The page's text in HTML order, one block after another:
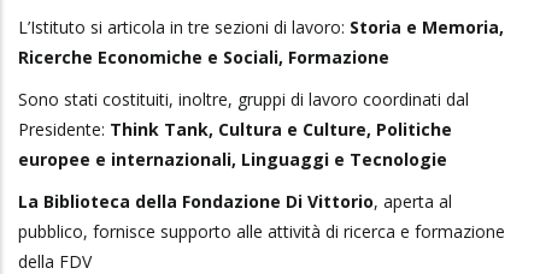
L’Istituto si articola in tre sezioni di lavoro: Storia e Memoria,
Ricerche Economiche e Sociali, Formazione
Sono stati costituiti, inoltre, gruppi di lavoro coordinati dal
Presidente: Think Tank, Cultura e Culture, Politiche
europee e internazionali, Linguaggi e Tecnologie
La Biblioteca della Fondazione Di Vittorio, aperta al
pubblico, fornisce supporto alle attività di ricerca e formazione
della FDV